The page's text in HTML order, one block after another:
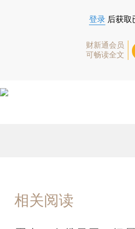
登录 后获取
财新通会员
可畅读全文
相关阅读